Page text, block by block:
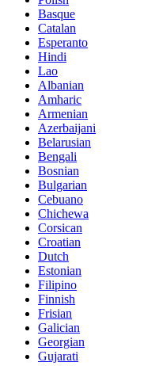
Basque
Catalan
Esperanto
Hindi
Lao
Albanian
Amharic
Armenian
Azerbaijani
Belarusian
Bengali
Bosnian
Bulgarian
Cebuano
Chichewa
Corsican
Croatian
Dutch
Estonian
Filipino
Finnish
Frisian
Galician
Georgian
Gujarati